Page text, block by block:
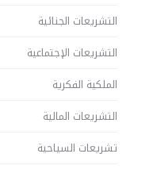
التشريعات الجنائية
التشريعات الإجتماعية
الملكية الفكرية
التشريعات المالية
تشريعات السياحية